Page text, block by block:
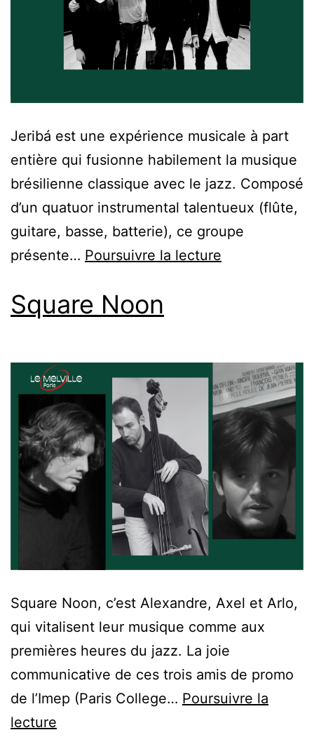
Jeribá est une expérience musicale à part
entière qui fusionne habilement la musique
brésilienne classique avec le jazz. Composé
d’un quatuor instrumental talentueux (flûte,
guitare, basse, batterie), ce groupe
présente… Poursuivre la lecture
Square Noon
Square Noon, c’est Alexandre, Axel et Arlo,
qui vitalisent leur musique comme aux
premières heures du jazz. La joie
communicative de ces trois amis de promo
de l’Imep (Paris College… Poursuivre la
lecture